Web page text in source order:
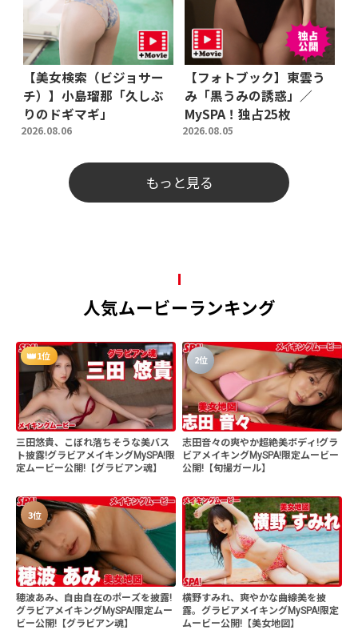
【美女検索（ビジョサー
チ）】小島瑠那「久しぶ
りのドギマギ」
2026.08.06
【フォトブック】東雲う
み「黒うみの誘惑」／
MySPA！独占25枚
2026.08.05
もっと見る
人気ムービーランキング
1位
三田悠貴、こぼれ落ちそうな美バス
ト披露!グラビアメイキングMySPA!限
定ムービー公開!【グラビアン魂】
2位
志田音々の爽やか超絶美ボディ!グラ
ビアメイキングMySPA!限定ムービー
公開!【旬撮ガール】
3位
穂波あみ、自由自在のポーズを披露!
グラビアメイキングMySPA!限定ムー
ビー公開!【グラビアン魂】
横野すみれ、爽やかな曲線美を披
露。グラビアメイキングMySPA!限定
ムービー公開!【美女地図】